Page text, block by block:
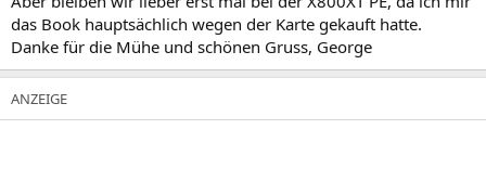
das Book hauptsächlich wegen der Karte gekauft hatte.
Danke für die Mühe und schönen Gruss, George